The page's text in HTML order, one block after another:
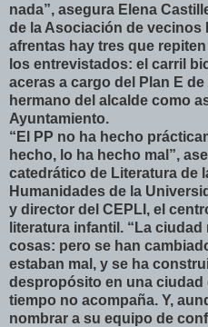
nada”, asegura Elena
de la Asociación de vecinos
afrentas hay tres que
los entrevistados: el carril
aceras a cargo del Plan E
hermano del alcalde como
Ayuntamiento.
“El PP no ha hecho
hecho, lo ha hecho mal”,
catedrático de Literatura de
Humanidades de la
y director del CEPLI, el
literatura infantil. “La
cosas: pero se han
estaban mal, y se ha
despropósito en una ciudad
tiempo no acompaña. Y,
nombrar a su equipo de